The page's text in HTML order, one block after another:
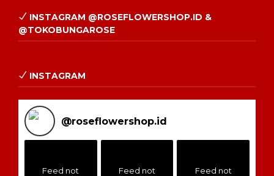
INSTAGRAM @ROSEFLOWERSHOP.ID &
@TOKOBUNGAROSE
INSTAGRAM
@roseflowershop.id
Feed not
Feed not
Feed not